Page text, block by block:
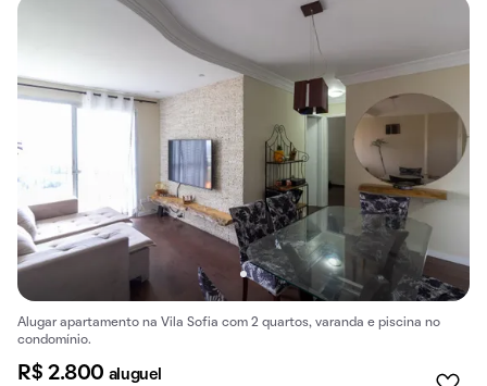
Alugar apartamento na Vila Sofia com 2 quartos, varanda e piscina no
condomínio.
R$ 2.800 aluguel